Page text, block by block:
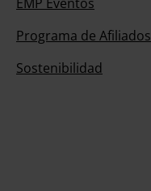
Programa de Afiliados
Sostenibilidad